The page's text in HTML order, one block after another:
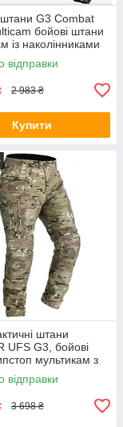
штани G3 Combat
бойові штани
із наколінниками
вставками
відправки
2 983 ₴
Купити
штани
UFS G3, бойові
мультикам з
наколінниками
відправки
3 698 ₴